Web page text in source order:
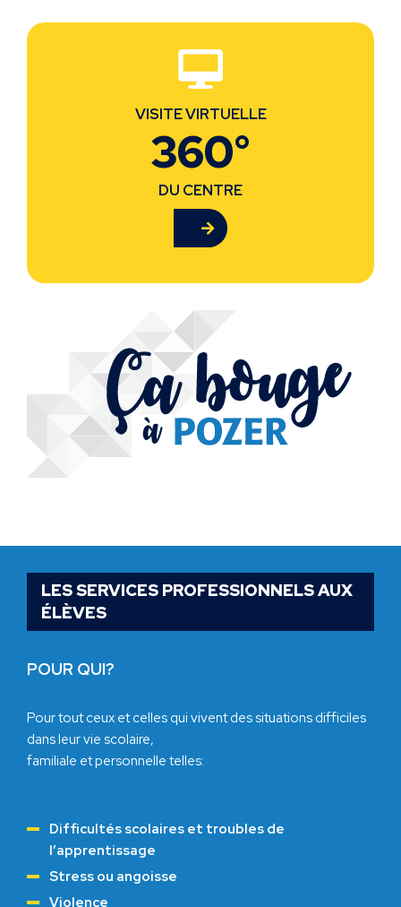
VISITE VIRTUELLE
360°
DU CENTRE
LES SERVICES PROFESSIONNELS AUX
ÉLÈVES
POUR QUI?
Pour tout ceux et celles qui vivent des situations difficiles
dans leur vie scolaire,
familiale et personnelle telles:
Difficultés scolaires et troubles de
l’apprentissage
Stress ou angoisse
Violence